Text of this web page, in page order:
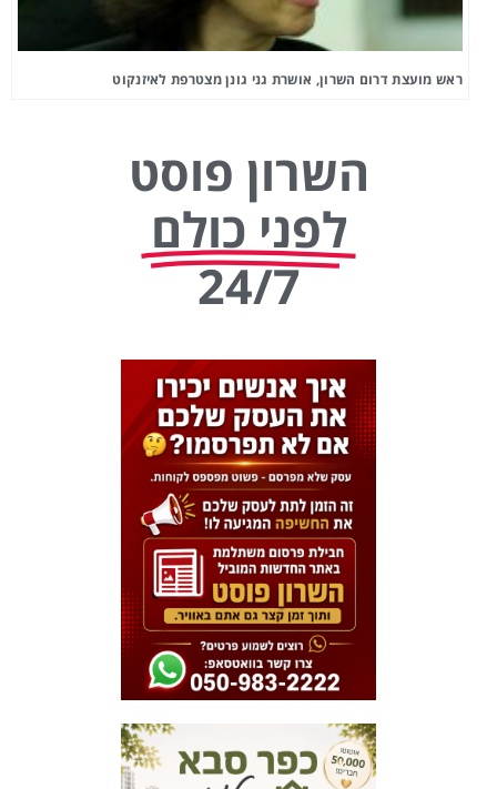
ראש מועצת דרום השרון, אושרת גני גונן מצטרפת לאיזנקוט
השרון פוסט
לפני כולם
24/7